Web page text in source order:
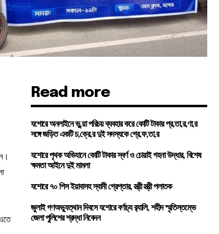
Read more
যশোরে অনলাইনে ভু,য়া পরিচয় ব্যবহার করে কোটি টাকার প্র,তা,র,ণা,র
সঙ্গে জড়িত একটি চ,ক্রে,র দুই সদস্যকে গ্রে,ফ,তা,র
যশোরে পৃথক অভিযানে কোটি টাকার স্বর্ণ ও চোরাই গহনা উদ্ধার, বিশেষ
ক্ষমতা আইনে দুই মামলা
যশোরে ৭০ পিস ইয়াবাসহ স্বামী গ্রেপ্তার, স্ত্রী স্ত্রী পলাতক
জুলাই গণঅভ্যুত্থান দিবসে যশোরে বর্ণাঢ্য র‍্যালি, শহীদ স্মৃতিস্তম্ভে
জেলা পুলিশের শ্রদ্ধা নিবেদন